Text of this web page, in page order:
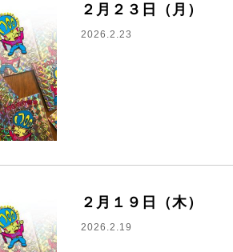
２月２３日（月）
2026.2.23
２月１９日（木）
2026.2.19